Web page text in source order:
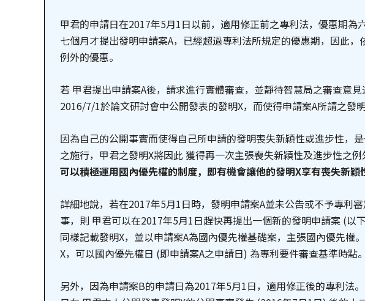
甲君的申請日在2017年5月1日以前，適用修正前之專利法，優惠期為
七個月才提出發明申請案A，已經超過專利法所規定的優惠期，因此
例外的優惠。
若 甲君提出申請案A後，請求進行實體審查，並靜待智慧局之審查意
2016/7/1於論文研討會中公開發表的發明X，而使得申請案A所請之發
因為自己的公開事實而使得自己所申請的發明喪失新穎性或進步性，
之施行，甲君之發明X將因此 獲得再一次主張喪失新穎性及進步性之例
可以積極運用國內優先權的制度，即有機會讓他的發明X享有喪失新穎
詳細地說，若在2017年5月1日時，發明申請案A並未公告或不予專利
事，則 甲君可以在2017年5月1日趕快再提出一個新的發明申請案 (以
同樣記載發明X，並以申請案A為國內優先權基礎案，主張國內優先權
X，可以國內優先權日 (即申請案A之申請日) 為專利要件審查基準時點。
另外，因為申請案B的申請日為2017年5月1日，適用修正後的專利法